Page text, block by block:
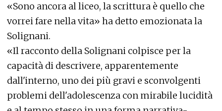
«Sono ancora al liceo, la scrittura è quello che
vorrei fare nella vita» ha detto emozionata la
Solignani.
«Il racconto della Solignani colpisce per la
capacità di descrivere, apparentemente
dall'interno, uno dei più gravi e sconvolgenti
problemi dell'adolescenza con mirabile lucidità